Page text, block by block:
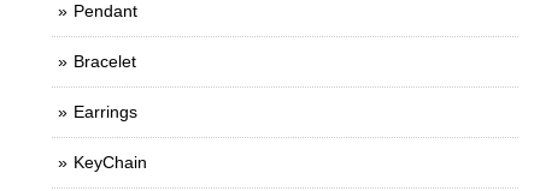
Pendant
Bracelet
Earrings
KeyChain